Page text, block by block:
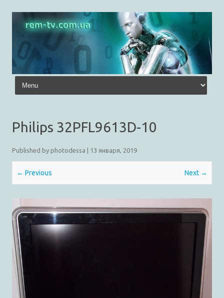
Skip to content
Philips 32PFL9613D-10
Published by photodessa 13 января, 2019
← Previous Next →